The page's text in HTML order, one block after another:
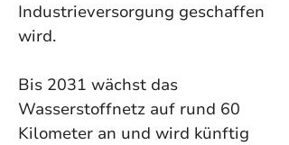
Industrieversorgung geschaffen
wird.
Bis 2031 wächst das
Wasserstoffnetz auf rund 60
Kilometer an und wird künftig